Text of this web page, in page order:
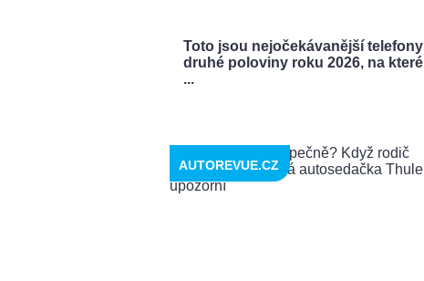
Toto jsou nejočekávanější telefony
druhé poloviny roku 2026, na které
...
AUTOREVUE.CZ